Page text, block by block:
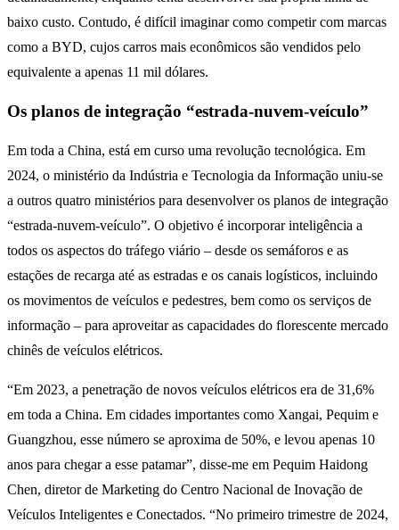
baixo custo. Contudo, é difícil imaginar como competir com marcas
como a BYD, cujos carros mais econômicos são vendidos pelo
equivalente a apenas 11 mil dólares.
Os planos de integração “estrada-nuvem-veículo”
Em toda a China, está em curso uma revolução tecnológica. Em
2024, o ministério da Indústria e Tecnologia da Informação uniu-se
a outros quatro ministérios para desenvolver os planos de integração
“estrada-nuvem-veículo”. O objetivo é incorporar inteligência a
todos os aspectos do tráfego viário – desde os semáforos e as
estações de recarga até as estradas e os canais logísticos, incluindo
os movimentos de veículos e pedestres, bem como os serviços de
informação – para aproveitar as capacidades do florescente mercado
chinês de veículos elétricos.
“Em 2023, a penetração de novos veículos elétricos era de 31,6%
em toda a China. Em cidades importantes como Xangai, Pequim e
Guangzhou, esse número se aproxima de 50%, e levou apenas 10
anos para chegar a esse patamar”, disse-me em Pequim Haidong
Chen, diretor de Marketing do Centro Nacional de Inovação de
Veículos Inteligentes e Conectados. “No primeiro trimestre de 2024,